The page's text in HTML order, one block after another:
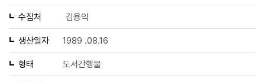
수집처 김용익
생산일자 1989 .08.16
형태 도서간행물